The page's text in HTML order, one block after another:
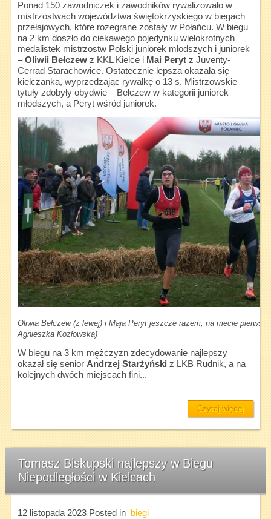
Ponad 150 zawodniczek i zawodników rywalizowało w
mistrzostwach województwa świętokrzyskiego w biegach
przełajowych, które rozegrane zostały w Połańcu. W biegu
na 2 km doszło do ciekawego pojedynku wielokrotnych
medalistek mistrzostw Polski juniorek młodszych i juniorek
–Oliwii Bełczewz KKL Kielce i Mai Perytz Juventy-
Cerrad Starachowice. Ostatecznie lepsza okazała się
kielczanka, wyprzedzając rywalkę o 13 s. Mistrzowskie
tytuły zdobyły obydwie – Bełczew w kategorii juniorek
młodszych, a Peryt wśród juniorek.
Oliwia Bełczew (z lewej) i Maja Peryt jeszcze razem, na mecie
Agnieszka Kozłowska)
W biegu na 3 km mężczyzn zdecydowanie najlepszy
okazał się senior Andrzej Starżyński z LKB Rudnik, a na
kolejnych dwóch miejscach fini...
Czytaj więcej
Tomasz Biskupski najlepszy w Biegu
Niepodległości w Kielcach
12 listopada 2023Posted in
biegi